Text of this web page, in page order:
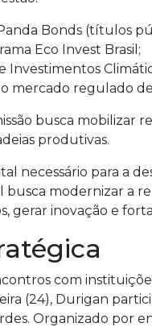
Bonds (títulos
Eco Invest Brasil;
Investimentos
mercado regulado
busca mobilizar
produtivas.
necessário para a
busca modernizar a
gerar inovação e
com
(24), Durigan
Organizado por